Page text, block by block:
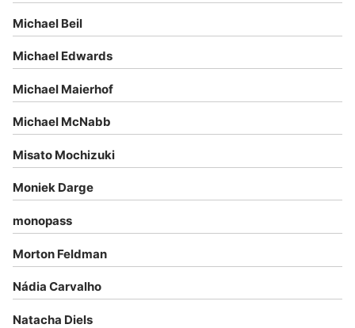
Michael Beil
Michael Edwards
Michael Maierhof
Michael McNabb
Misato Mochizuki
Moniek Darge
monopass
Morton Feldman
Nádia Carvalho
Natacha Diels